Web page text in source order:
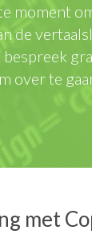
moment
de
over te
met